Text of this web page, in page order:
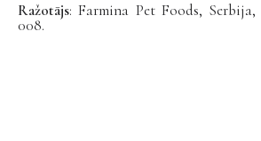
Ražotājs: Farmina Pet Foods, Serbija,
008.